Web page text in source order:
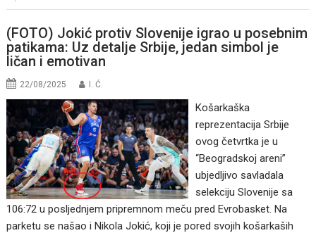
(FOTO) Jokić protiv Slovenije igrao u posebnim
patikama: Uz detalje Srbije, jedan simbol je
ličan i emotivan
22/08/2025 I. Ć.
Košarkaška
reprezentacija Srbije
ovog četvrtka je u
“Beogradskoj areni”
ubjedljivo savladala
selekciju Slovenije sa
106:72 u posljednjem pripremnom meču pred Evrobasket. Na
parketu se našao i Nikola Jokić, koji je pored svojih košarkaših